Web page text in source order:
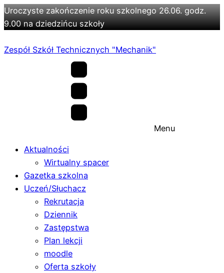
Uroczyste zakończenie roku szkolnego 26.06. godz.
9.00 na dziedzińcu szkoły
Zespół Szkół Technicznych "Mechanik"
Menu
Aktualności
Wirtualny spacer
Gazetka szkolna
Uczeń/Słuchacz
Rekrutacja
Dziennik
Zastępstwa
Plan lekcji
moodle
Oferta szkoły